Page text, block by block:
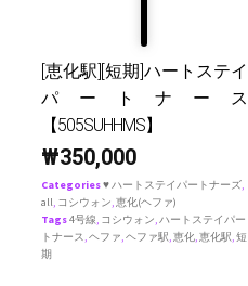
[恵化駅][短期]ハートステイ
パートナース
【505SUHHMS】
₩350,000
Categories♥ ハートステイパートナーズ,
all, コシウォン,恵化(ヘファ)
Tags4号線, コシウォン,ハートステイパー
トナース,ヘファ,ヘファ駅,恵化,恵化駅,短
期